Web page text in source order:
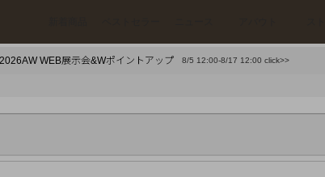
クセ
勤パールアクセ） ＃写真映えアクセ
2026AW WEB展示会&Wポイントアップ 8/5 12:00-8/17 12:00 click>>